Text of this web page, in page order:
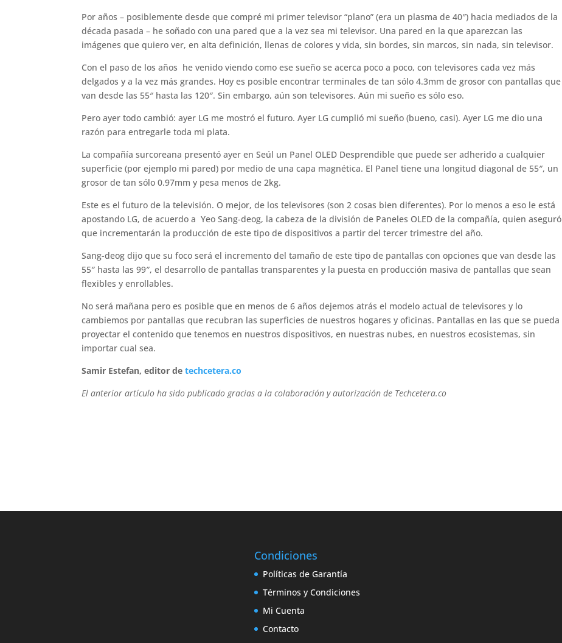
Por años – posiblemente desde que compré mi primer televisor “plano” (era un plasma de 40″) hacia mediados de la
década pasada – he soñado con una pared que a la vez sea mi televisor. Una pared en la que aparezcan las
imágenes que quiero ver, en alta definición, llenas de colores y vida, sin bordes, sin marcos, sin nada, sin televisor.
Con el paso de los años he venido viendo como ese sueño se acerca poco a poco, con televisores cada vez más
delgados y a la vez más grandes. Hoy es posible encontrar terminales de tan sólo 4.3mm de grosor con pantallas que
van desde las 55″ hasta las 120″. Sin embargo, aún son televisores. Aún mi sueño es sólo eso.
Pero ayer todo cambió: ayer LG me mostró el futuro. Ayer LG cumplió mi sueño (bueno, casi). Ayer LG me dio una
razón para entregarle toda mi plata.
La compañía surcoreana presentó ayer en Seúl un Panel OLED Desprendible que puede ser adherido a cualquier
superficie (por ejemplo mi pared) por medio de una capa magnética. El Panel tiene una longitud diagonal de 55″, un
grosor de tan sólo 0.97mm y pesa menos de 2kg.
Este es el futuro de la televisión. O mejor, de los televisores (son 2 cosas bien diferentes). Por lo menos a eso le está
apostando LG, de acuerdo a Yeo Sang-deog, la cabeza de la división de Paneles OLED de la compañía, quien aseguró
que incrementarán la producción de este tipo de dispositivos a partir del tercer trimestre del año.
Sang-deog dijo que su foco será el incremento del tamaño de este tipo de pantallas con opciones que van desde las
55″ hasta las 99″, el desarrollo de pantallas transparentes y la puesta en producción masiva de pantallas que sean
flexibles y enrollables.
No será mañana pero es posible que en menos de 6 años dejemos atrás el modelo actual de televisores y lo
cambiemos por pantallas que recubran las superficies de nuestros hogares y oficinas. Pantallas en las que se pueda
proyectar el contenido que tenemos en nuestros dispositivos, en nuestras nubes, en nuestros ecosistemas, sin
importar cual sea.
Samir Estefan, editor detechcetera.co
El anterior artículo ha sido publicado gracias a la colaboración y autorización de Techcetera.co
Condiciones
Políticas de Garantía
Términos y Condiciones
Mi Cuenta
Contacto